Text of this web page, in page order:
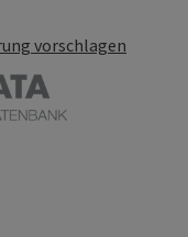
vorschlagen